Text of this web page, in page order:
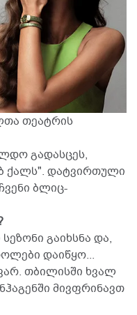
თეატრის
გადასცეს,
ქალს". დატვირთული
ბლიც-
გაიხსნა და,
დაიწყო...
თბილისში ხვალ
მივფრინავთ